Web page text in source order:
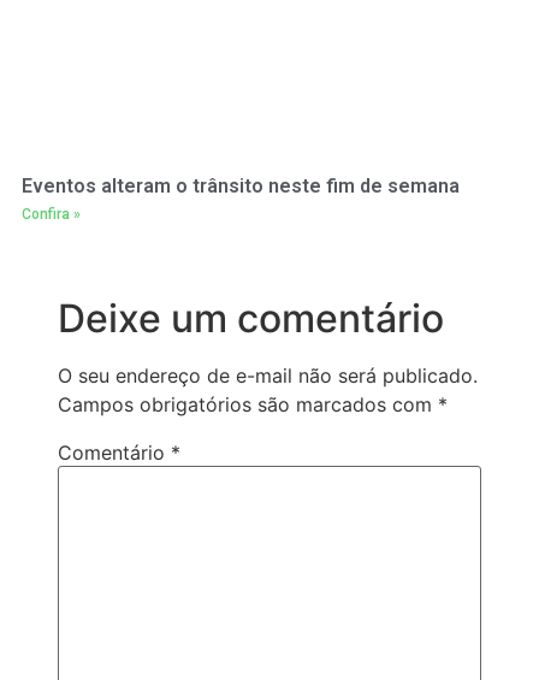
Eventos alteram o trânsito neste fim de semana
Confira »
Deixe um comentário
O seu endereço de e-mail não será publicado.
Campos obrigatórios são marcados com *
Comentário *